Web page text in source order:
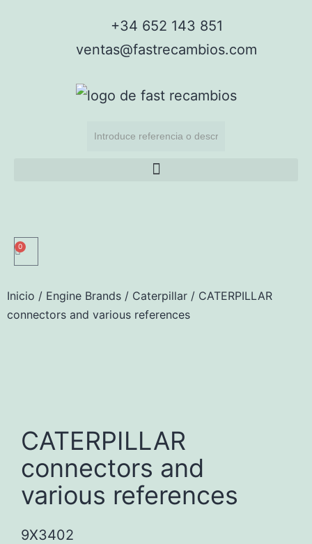
+34 652 143 851
ventas@fastrecambios.com
0
Inicio / Engine Brands / Caterpillar / CATERPILLAR
connectors and various references
CATERPILLAR
connectors and
various references
9X3402